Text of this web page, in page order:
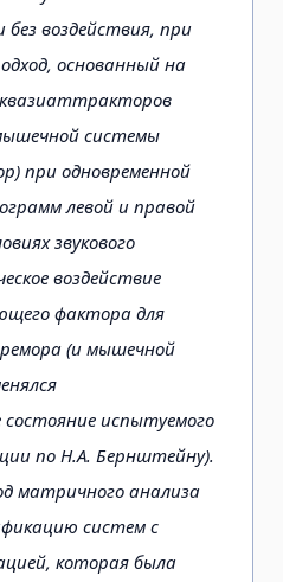
без воздействия, при
основанный на
системы
при одновременной
левой и правой
звукового
воздействие
фактора для
(и мышечной
состояние испытуемого
по Н.А. Бернштейну).
матричного анализа
систем с
которая была